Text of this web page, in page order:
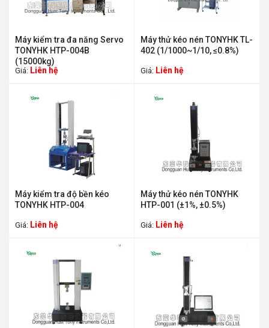
Máy kiểm tra đa năng Servo
TONYHK HTP-004B
(15000kg)
Giá: Liên hệ
Máy thử kéo nén TONYHK TL-
402 (1/1000~1/10, ≤0.8%)
Giá: Liên hệ
Máy kiểm tra độ bền kéo
TONYHK HTP-004
Giá: Liên hệ
Máy thử kéo nén TONYHK
HTP-001 (±1%, ±0.5%)
Giá: Liên hệ